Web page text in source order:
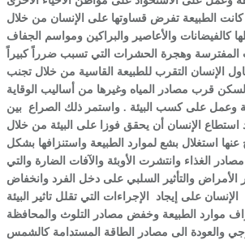
الطبيعة تفرض قساوتها على الإنسان من خلال
كالفيضانات والأعاصير والبراكين ومواسم الجفاف
المفترسة وهجرة الحشرات التي تسبب ضرراً كبيراً
الإنسان التقرب للطبيعة القاسية من خلال تجنب
قرب مصادر المياه وغيرها من أساليب الوقاية
وعمل على كسب البيئة . واستمر ذلك الصراع بين
استطاع الإنسان أن يحقق فوزا على البيئة من خلال
عنها استغلال بشع لموارد الطبيعة واستنزافها بشكل
الغذاء وانتشرت الأوبئة والآفات الضارة والتي
والتأثير السلبي على دخل الفرد وانخفاض
على إيجاد الإجراءات التي تقلل تاثير البيئة
موارد الطبيعة وخفض مصادر التلوث والمحافظة
والعودة الى مصادر الطاقة المستدامة كالشمس